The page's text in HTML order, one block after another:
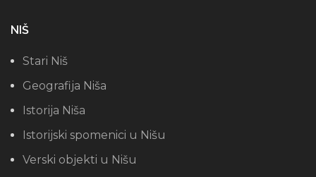
NIŠ
Stari Niš
Geografija Niša
Istorija Niša
Istorijski spomenici u Nišu
Verski objekti u Nišu